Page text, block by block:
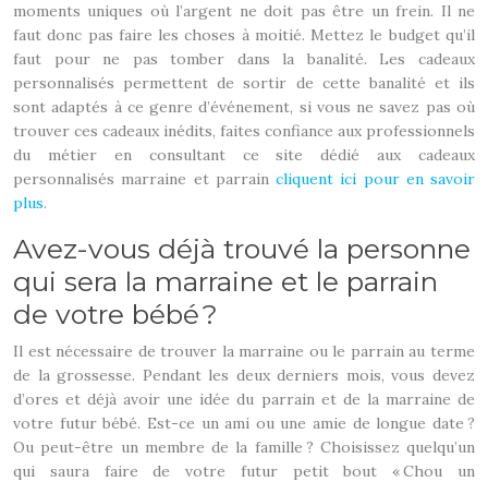
moments uniques où l’argent ne doit pas être un frein. Il ne
faut donc pas faire les choses à moitié. Mettez le budget qu’il
faut pour ne pas tomber dans la banalité. Les cadeaux
personnalisés permettent de sortir de cette banalité et ils
sont adaptés à ce genre d’événement, si vous ne savez pas où
trouver ces cadeaux inédits, faites confiance aux professionnels
du métier en consultant ce site dédié aux cadeaux
personnalisés marraine et parrain cliquent ici pour en savoir
plus.
Avez-vous déjà trouvé la personne
qui sera la marraine et le parrain
de votre bébé ?
Il est nécessaire de trouver la marraine ou le parrain au terme
de la grossesse. Pendant les deux derniers mois, vous devez
d’ores et déjà avoir une idée du parrain et de la marraine de
votre futur bébé. Est-ce un ami ou une amie de longue date ?
Ou peut-être un membre de la famille ? Choisissez quelqu’un
qui saura faire de votre futur petit bout « Chou un